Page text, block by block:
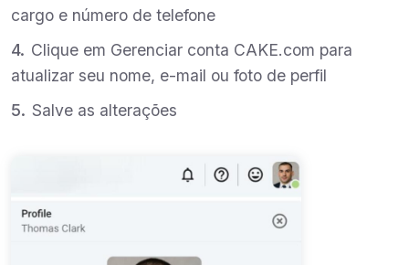
cargo e número de telefone
Clique em Gerenciar conta CAKE.com para
atualizar seu nome, e-mail ou foto de perfil
Salve as alterações